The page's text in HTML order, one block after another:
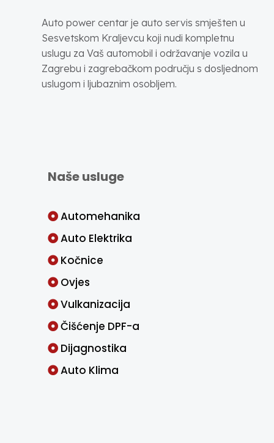
Auto power centar je auto servis smješten u
Sesvetskom Kraljevcu koji nudi kompletnu
uslugu za Vaš automobil i održavanje vozila u
Zagrebu i zagrebačkom području s dosljednom
uslugom i ljubaznim osobljem.
Naše usluge
Automehanika
Auto Elektrika
Kočnice
Ovjes
Vulkanizacija
Čišćenje DPF-a
Dijagnostika
Auto Klima